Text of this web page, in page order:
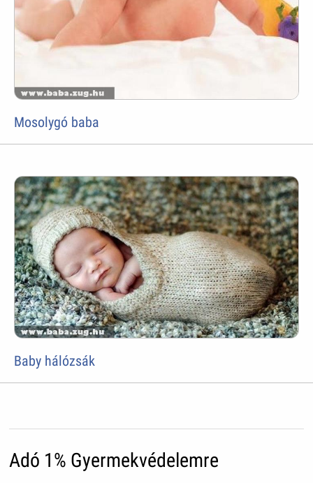
Mosolygó baba
Baby hálózsák
Adó 1% Gyermekvédelemre